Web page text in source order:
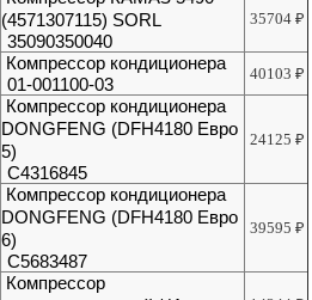
(4571307115) SORL
35090350040
35704₽
Компрессор кондиционера
01-001100-03
40103₽
Компрессор кондиционера
DONGFENG (DFH4180 Евро
5)
C4316845
24125₽
Компрессор кондиционера
DONGFENG (DFH4180 Евро
6)
C5683487
39595₽
Компрессор